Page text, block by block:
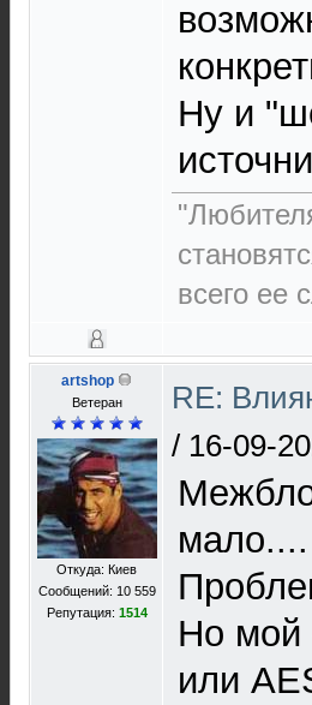
Ну и
всего ее
artshop
Ветеран
Откуда: Киев
Сообщений: 10 559
Репутация: 1514
RE:
/ 16-09-
мало....
Но мой
или